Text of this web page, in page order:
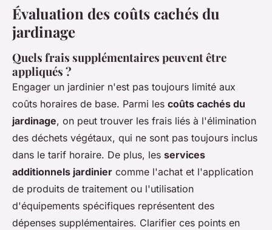
Évaluation des coûts cachés du
jardinage
Quels frais supplémentaires peuvent être
appliqués ?
Engager un jardinier n'est pas toujours limité aux
coûts horaires de base. Parmi les coûts cachés du
jardinage, on peut trouver les frais liés à l'élimination
des déchets végétaux, qui ne sont pas toujours inclus
dans le tarif horaire. De plus, les services
additionnels jardinier comme l'achat et l'application
de produits de traitement ou l'utilisation
d'équipements spécifiques représentent des
dépenses supplémentaires. Clarifier ces points en